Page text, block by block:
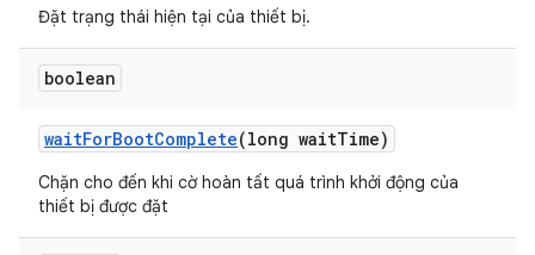
Đặt trạng thái hiện tại của thiết bị.
boolean
waitForBootComplete(long waitTime)
Chặn cho đến khi cờ hoàn tất quá trình khởi động của
thiết bị được đặt